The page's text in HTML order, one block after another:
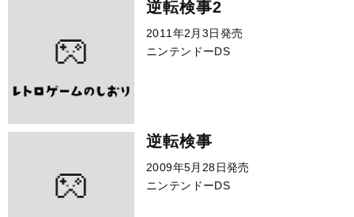
逆転検事2
2011年2月3日発売
ニンテンドーDS
逆転検事
2009年5月28日発売
ニンテンドーDS